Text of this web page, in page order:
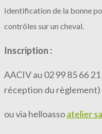
Identification de la bonne
contrôles sur un cheval.
Inscription :
AACIV au 02 99 85 66
réception du règlement)
ou via helloassoatelier